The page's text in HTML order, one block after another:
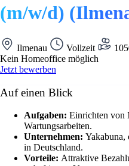
(m/w/d)
Ilmenau Vollzeit
Kein Homeoffice möglich
Jetzt bewerben
Auf einen Blick
Aufgaben: Einrichten von
Wartungsarbeiten.
Unternehmen: Yakabuna,
in Deutschland.
Vorteile: Attraktive